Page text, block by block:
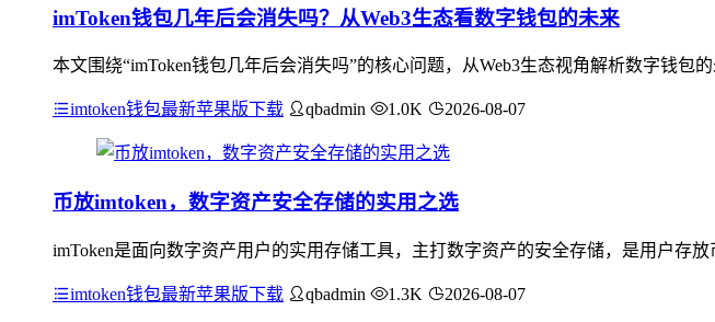
imToken钱包几年后会消失吗？从Web3生态看数字钱包的未来
本文围绕“imToken钱包几年后会消失吗”的核心问题，从Web3生态视角解析数字钱包
imtoken钱包最新苹果版下载 qbadmin 1.0K 2026-08-07
币放imtoken，数字资产安全存储的实用之选
imToken是面向数字资产用户的实用存储工具，主打数字资产的安全存储，是用户存
imtoken钱包最新苹果版下载 qbadmin 1.3K 2026-08-07